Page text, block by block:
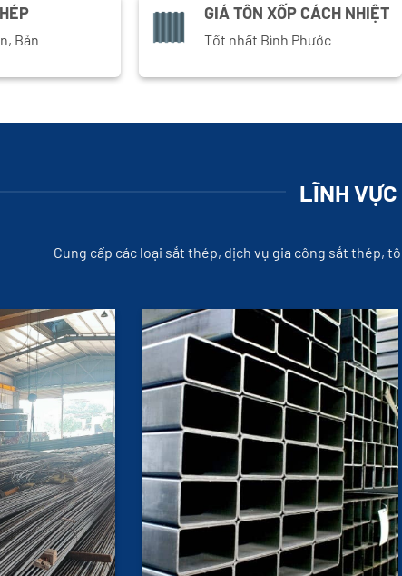
Bản
GIÁ TÔN XỐP CÁCH NHIỆT
Tốt nhất Bình Phước
LĨNH
Cung cấp các loại sắt thép, dịch vụ gia công sắt thép,